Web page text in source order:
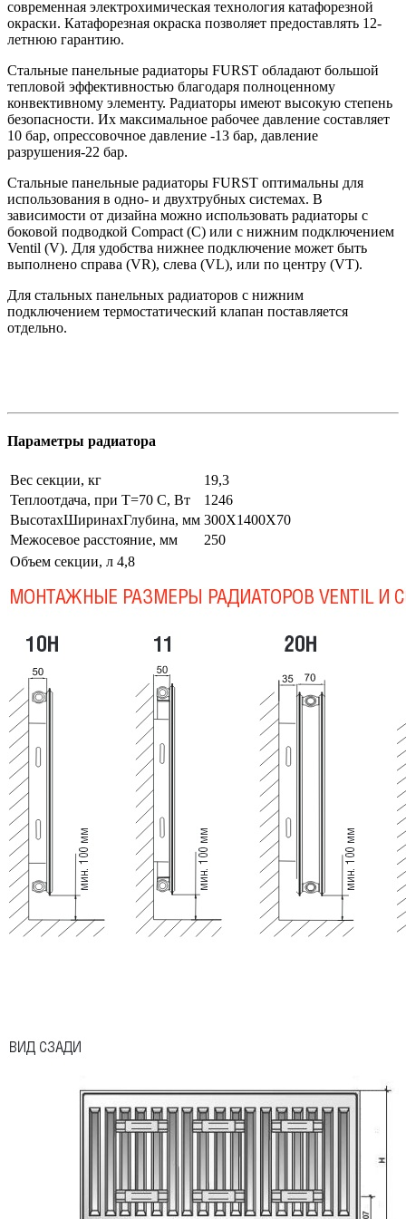
современная электрохимическая технология катафорезной
окраски. Катафорезная окраска позволяет предоставлять 12-
летнюю гарантию.
Стальные панельные радиаторы FURST обладают большой
тепловой эффективностью благодаря полноценному
конвективному элементу. Радиаторы имеют высокую степень
безопасности. Их максимальное рабочее давление составляет
10 бар, опрессовочное давление -13 бар, давление
разрушения-22 бар.
Стальные панельные радиаторы FURST оптимальны для
использования в одно- и двухтрубных системах. В
зависимости от дизайна можно использовать радиаторы с
боковой подводкой Compact (C) или с нижним подключением
Ventil (V). Для удобства нижнее подключение может быть
выполнено справа (VR), слева (VL), или по центру (VT).
Для стальных панельных радиаторов с нижним
подключением термостатический клапан поставляется
отдельно.
Параметры радиатора
Вес секции, кг
19,3
Теплоотдача, при Т=70 С, Вт
1246
ВысотахШиринахГлубина, мм 300Х1400Х70
Межосевое расстояние, мм
250
Объем секции, л 4,8